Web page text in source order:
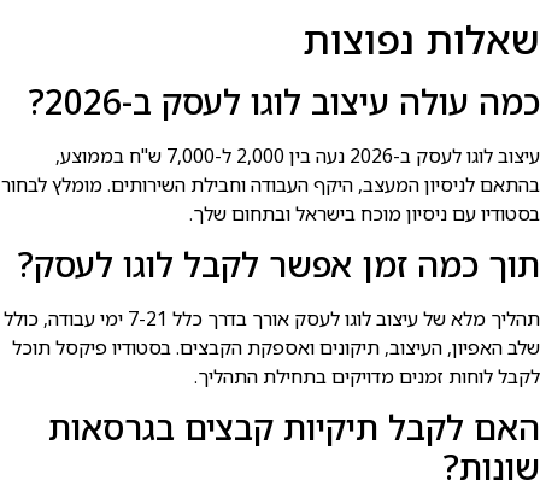
שאלות נפוצות
כמה עולה עיצוב לוגו לעסק ב-2026?
עיצוב לוגו לעסק ב-2026 נעה בין 2,000 ל-7,000 ש"ח בממוצע,
בהתאם לניסיון המעצב, היקף העבודה וחבילת השירותים. מומלץ לבחור
בסטודיו עם ניסיון מוכח בישראל ובתחום שלך.
תוך כמה זמן אפשר לקבל לוגו לעסק?
תהליך מלא של עיצוב לוגו לעסק אורך בדרך כלל 7-21 ימי עבודה, כולל
שלב האפיון, העיצוב, תיקונים ואספקת הקבצים. בסטודיו פיקסל תוכל
לקבל לוחות זמנים מדויקים בתחילת התהליך.
האם לקבל תיקיות קבצים בגרסאות
שונות?